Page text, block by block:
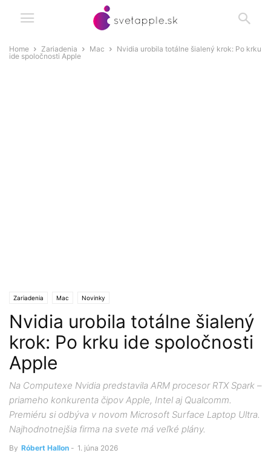
Home Zariadenia Mac
Nvidia urobila totálne šialený krok: Po krku
ide spoločnosti Apple
Zariadenia Mac Novinky
Nvidia urobila totálne šialený
krok: Po krku ide spoločnosti
Apple
Na Computexe Nvidia predstavila ARM procesor RTX Spark –
priameho konkurenta čipov Apple, Intel aj Qualcomm.
Premiéru si odbýva v novom Microsoft Surface Laptop Ultra.
Najhodnotnejšia firma na svete má veľké plány.
By Róbert Hallon - 1. júna 2026